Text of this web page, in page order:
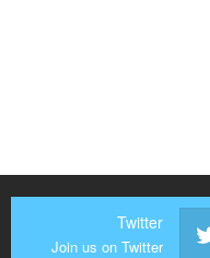
Twitter
Join us on Twitter